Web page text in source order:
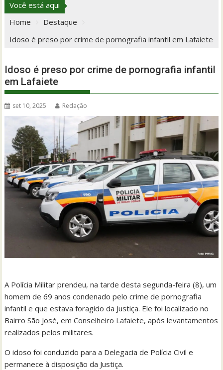
Você está aqui
Home
Destaque
Idoso é preso por crime de pornografia infantil em Lafaiete
Idoso é preso por crime de pornografia infantil
em Lafaiete
set 10, 2025 Redação
A Polícia Militar prendeu, na tarde desta segunda-feira (8), um
homem de 69 anos condenado pelo crime de pornografia
infantil e que estava foragido da Justiça. Ele foi localizado no
Bairro São José, em Conselheiro Lafaiete, após levantamentos
realizados pelos militares.
O idoso foi conduzido para a Delegacia de Polícia Civil e
permanece à disposição da Justiça.